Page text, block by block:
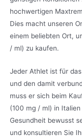
hochwertigen
Dies macht unseren
einem beliebten Ort,
/ ml) zu kaufen.
Jeder Athlet ist für
und den damit
muss er sich beim
(100 mg / ml) in
Gesundheit bewusst
und konsultieren Sie